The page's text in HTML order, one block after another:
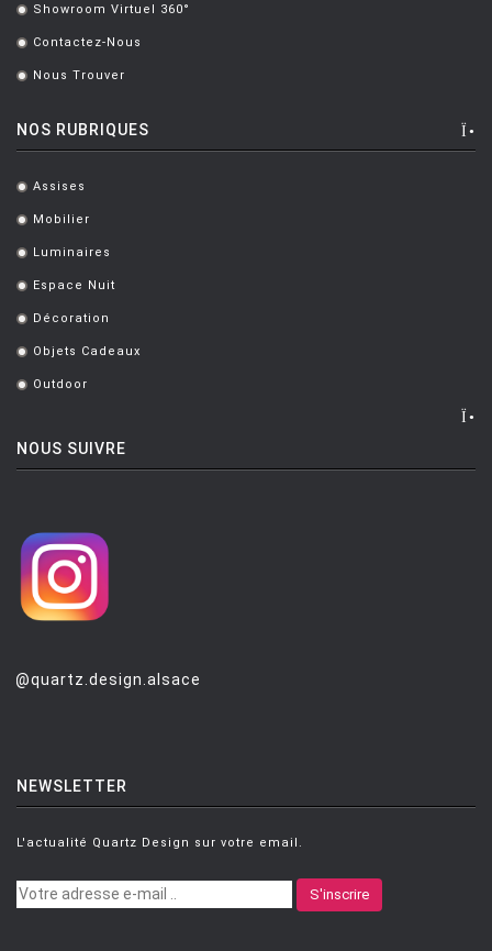
. Showroom Virtuel 360°
. Contactez-Nous
. Nous Trouver
NOS RUBRIQUES
. Assises
. Mobilier
. Luminaires
. Espace Nuit
. Décoration
. Objets Cadeaux
. Outdoor
NOUS SUIVRE
@quartz.design.alsace
NEWSLETTER
L'actualité Quartz Design sur votre email.
S'inscrire